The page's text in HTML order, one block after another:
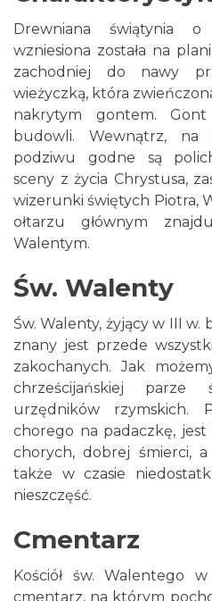
Drewniana świątynia
wzniesiona została na
zachodniej do nawy
wieżyczką, która
nakrytym gontem.
budowli. Wewnątrz, na
podziwu godne są
sceny z życia Chrystusa,
wizerunki świętych Piotra,
ołtarzu głównym
Walentym.
Św. Walenty
Św. Walenty, żyjący w III w.
znany jest przede
zakochanych. Jak
chrześcijańskiej
urzędników rzymskich.
chorego na padaczkę,
chorych, dobrej śmierci,
także w czasie
nieszczęść.
Cmentarz
Kościół św. Walentego
cmentarz, na którym